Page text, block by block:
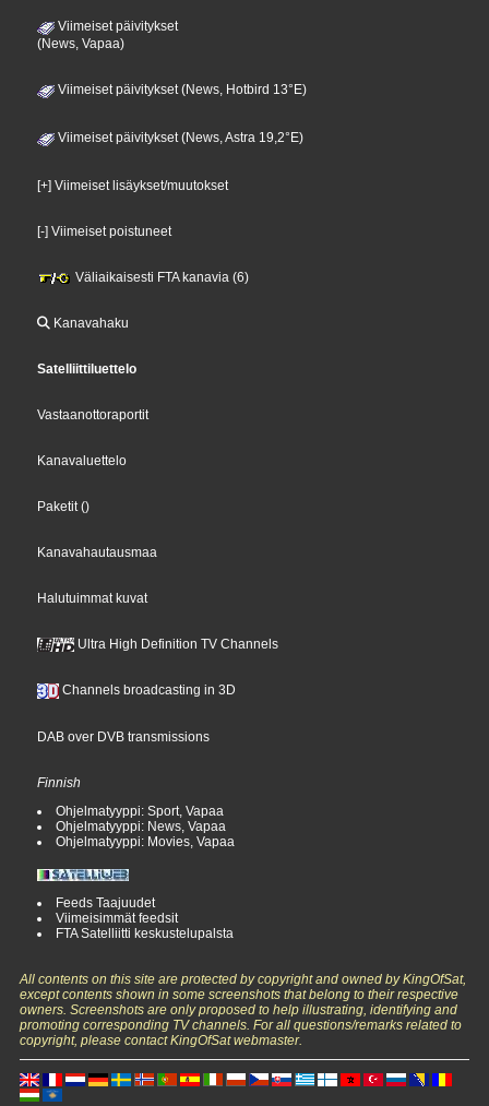
Viimeiset päivitykset
(News, Vapaa)
Viimeiset päivitykset (News, Hotbird 13°E)
Viimeiset päivitykset (News, Astra 19,2°E)
[+] Viimeiset lisäykset/muutokset
[-] Viimeiset poistuneet
Väliaikaisesti FTA kanavia (6)
Kanavahaku
Satelliittiluettelo
Vastaanottoraportit
Kanavaluettelo
Paketit ()
Kanavahautausmaa
Halutuimmat kuvat
Ultra High Definition TV Channels
Channels broadcasting in 3D
DAB over DVB transmissions
Finnish
Ohjelmatyyppi: Sport, Vapaa
Ohjelmatyyppi: News, Vapaa
Ohjelmatyyppi: Movies, Vapaa
Feeds Taajuudet
Viimeisimmät feedsit
FTA Satelliitti keskustelupalsta
All contents on this site are protected by copyright and owned by KingOfSat,
except contents shown in some screenshots that belong to their respective
owners. Screenshots are only proposed to help illustrating, identifying and
promoting corresponding TV channels. For all questions/remarks related to
copyright, please contact KingOfSat webmaster.